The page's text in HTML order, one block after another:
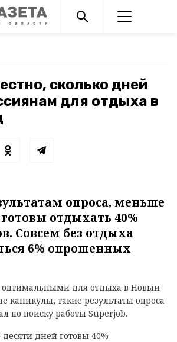
сколько дней
для отдыха в
опроса, меньше
отдыхать 40%
Совсем без отдыха
6% опрошенных
оптимальными для отдыха в Новый
каникулы, такие результаты опроса
по поиску работы Superjob.
дней готовы 40%